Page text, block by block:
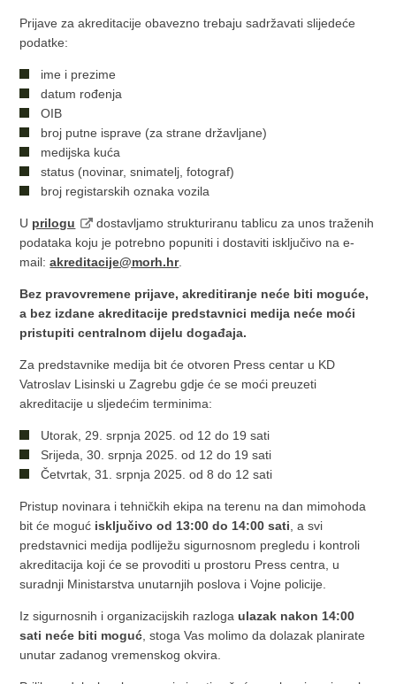
Prijave za akreditacije obavezno trebaju sadržavati slijedeće
podatke:
ime i prezime
datum rođenja
OIB
broj putne isprave (za strane državljane)
medijska kuća
status (novinar, snimatelj, fotograf)
broj registarskih oznaka vozila
U prilogu
dostavljamo strukturiranu tablicu za unos traženih
podataka koju je potrebno popuniti i dostaviti isključivo na e-
mail:akreditacije@morh.hr.
Bez pravovremene prijave, akreditiranje neće biti moguće,
a bez izdane akreditacije predstavnici medija neće moći
pristupiti centralnom dijelu događaja.
Za predstavnike medija bit će otvoren Press centar u KD
Vatroslav Lisinski u Zagrebu gdje će se moći preuzeti
akreditacije u sljedećim terminima:
Utorak, 29. srpnja 2025. od 12 do 19 sati
Srijeda, 30. srpnja 2025. od 12 do 19 sati
Četvrtak, 31. srpnja 2025. od 8 do 12 sati
Pristup novinara i tehničkih ekipa na terenu na dan mimohoda
bit će moguć isključivo od 13:00 do 14:00 sati , a svi
predstavnici medija podliježu sigurnosnom pregledu i kontroli
akreditacija koji će se provoditi u prostoru Press centra, u
suradnji Ministarstva unutarnjih poslova i Vojne policije.
Iz sigurnosnih i organizacijskih razlogaulazak nakon 14:00
sati neće biti moguć , stoga Vas molimo da dolazak planirate
unutar zadanog vremenskog okvira.